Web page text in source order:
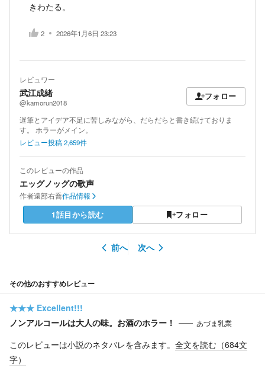
きわたる。
2 2026年1月6日 23:23
レビュワー
武江成緒
@kamorun2018
フォロー
遅筆とアイデア不足に苦しみながら、だらだらと書き続けておりま
す。 ホラーがメイン。
レビュー投稿2,659件
このレビューの作品
エッグノッグの歌声
作者遠部右喬作品情報
1話目から読む フォロー
前へ 次へ
その他のおすすめレビュー
★★★ Excellent!!!
ノンアルコールは大人の味。お酒のホラー！
あづま乳業
このレビューは小説のネタバレを含みます。 全文を読む（684文
字）